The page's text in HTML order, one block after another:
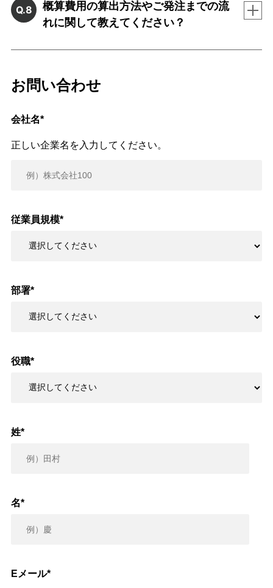
Q.8
概算費用の算出方法やご発注までの流
れに関して教えてください？
お問い合わせ
会社名*
正しい企業名を入力してください。
従業員規模*
部署*
役職*
姓*
名*
Eメール*